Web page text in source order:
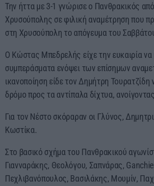
Την ήττα με 3-1 γνώρισε ο Πανθρακικός
Χρυσούπολης σε φιλική αναμέτρηση που
στη Χρυσούπολη το απόγευμα του
Ο Κώστας Μπεδρελής είχε την ευκαιρία να
συμπεράσματα ενόψει των επίσημων
ικανοποίηση είδε τον Δημήτρη Τουρατζίδη
δρόμο προς τα αντίπαλα δίχτυα,
Για τον Νέστο σκόραραν οι Γλύνος,
Κωστίκα.
Στο βασικό σχήμα του Πανθρακικού
Γιανναράκης, Θεολόγου, Σαπνάρας,
Πεχλιβανόπουλος, Βασιλάκης, Μουμίν,